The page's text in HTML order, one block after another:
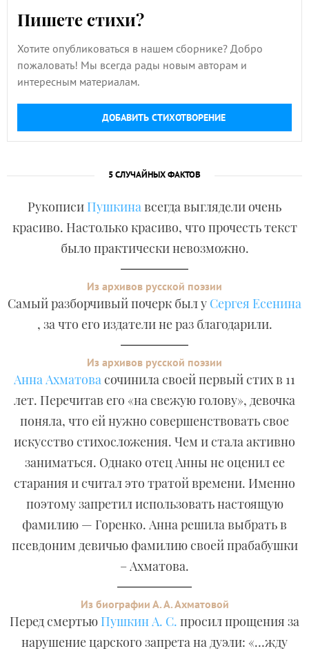
Пишете стихи?
Хотите опубликоваться в нашем сборнике? Добро
пожаловать! Мы всегда рады новым авторам и
интересным материалам.
ДОБАВИТЬ СТИХОТВОРЕНИЕ
5 СЛУЧАЙНЫХ ФАКТОВ
Рукописи Пушкинавсегда выглядели очень
красиво. Настолько красиво, что прочесть текст
было практически невозможно.
Из архивов русской поэзии
Самый разборчивый почерк был у Сергея Есенина
, за что его издатели не раз благодарили.
Из архивов русской поэзии
Анна Ахматовасочинила своей первый стих в 11
лет. Перечитав его «на свежую голову», девочка
поняла, что ей нужно совершенствовать свое
искусство стихосложения. Чем и стала активно
заниматься. Однако отец Анны не оценил ее
старания и считал это тратой времени. Именно
поэтому запретил использовать настоящую
фамилию — Горенко. Анна решила выбрать в
псевдоним девичью фамилию своей прабабушки
– Ахматова.
Из биографии А. А. Ахматовой
Перед смертью Пушкин А. С. просил прощения за
нарушение царского запрета на дуэли: «…жду